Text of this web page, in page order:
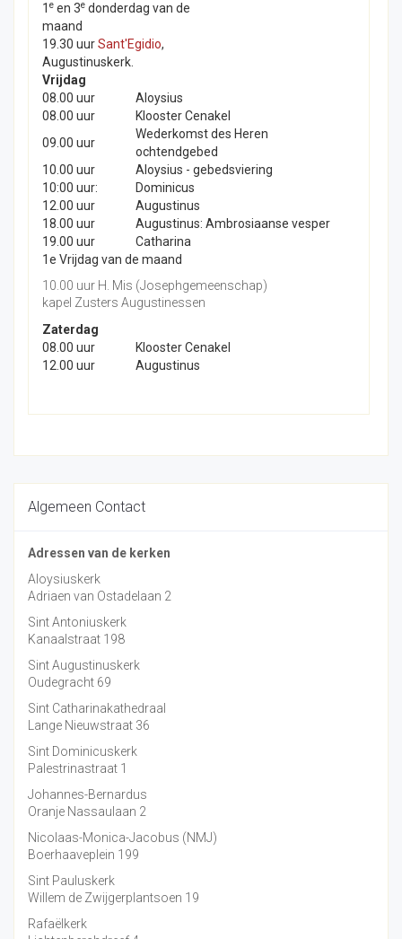
1 e en 3e donderdag van de
maand
19.30 uurSant'Egidio,
Augustinuskerk.
Vrijdag
08.00 uur
Aloysius
08.00 uur
Klooster Cenakel
09.00 uur
Wederkomst des Heren
ochtendgebed
10.00 uur
Aloysius - gebedsviering
10:00 uur:
Dominicus
12.00 uur
Augustinus
18.00 uur
Augustinus: Ambrosiaanse vesper
19.00 uur
Catharina
1e Vrijdag van de maand
10.00 uur H. Mis (Josephgemeenschap)
kapel Zusters Augustinessen
Zaterdag
08.00 uur
Klooster Cenakel
12.00 uur
Augustinus
Algemeen Contact
Adressen van de kerken
Aloysiuskerk
Adriaen van Ostadelaan 2
Sint Antoniuskerk
Kanaalstraat 198
Sint Augustinuskerk
Oudegracht 69
Sint Catharinakathedraal
Lange Nieuwstraat 36
Sint Dominicuskerk
Palestrinastraat 1
Johannes-Bernardus
Oranje Nassaulaan 2
Nicolaas-Monica-Jacobus (NMJ)
Boerhaaveplein 199
Sint Pauluskerk
Willem de Zwijgerplantsoen 19
Rafaëlkerk